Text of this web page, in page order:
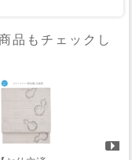
品もチェックし